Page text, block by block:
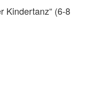
Kindertanz“ (6-8